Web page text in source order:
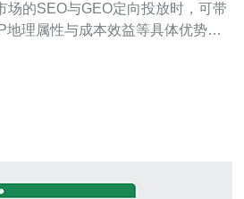
场的SEO与GEO定向投放时，可带
地理属性与成本效益等具体优势，
对海外SEO有优势? 就国际访问而